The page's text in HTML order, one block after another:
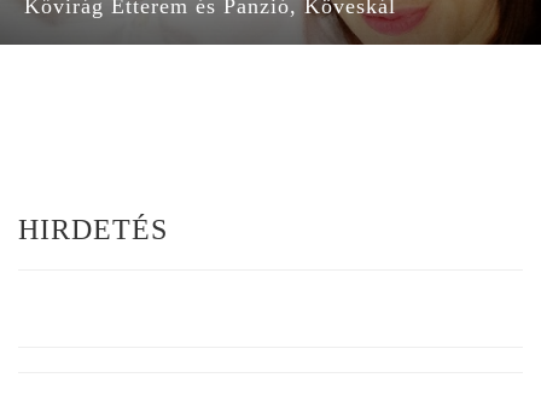
Kővirág Étterem és Panzió, Köveskál
HIRDETÉS